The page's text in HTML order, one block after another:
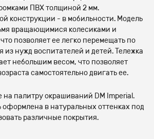
ПВХ толщиной 2 мм.
конструкции - в мобильности. Модель
вращающимися колесиками и
позволяет ее легко перемещать по
нужд воспитателей и детей. Тележка
небольшим весом, что позволяет
самостоятельно двигать ее.
палитру окрашиваний DM Imperial.
оформлена в натуральных оттенках под
различные покрытия.